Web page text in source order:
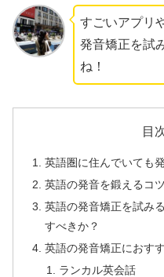
すごいアプリ
発音矯正を試
ね！
目
英語圏に住んでいても
英語の発音を鍛えるコツ
英語の発音矯正を試み
すべきか？
英語の発音矯正におす
ランカル英会話